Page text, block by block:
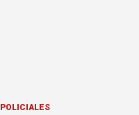
POLICIALES